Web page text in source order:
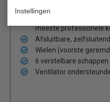
Instellingen
meeste professionele
Afsluitbare,
Wielen (voorste
6 verstelbare
Ventilator